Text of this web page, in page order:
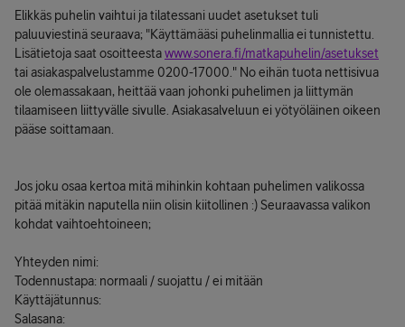
Elikkäs puhelin vaihtui ja tilatessani uudet asetukset tuli
paluuviestinä seuraava; "Käyttämääsi puhelinmallia ei tunnistettu.
Lisätietoja saat osoitteestawww.sonera.fi/matkapuhelin/asetukset
tai asiakaspalvelustamme 0200-17000." No eihän tuota nettisivua
ole olemassakaan, heittää vaan johonki puhelimen ja liittymän
tilaamiseen liittyvälle sivulle. Asiakasalveluun ei yötyöläinen oikeen
pääse soittamaan.
Jos joku osaa kertoa mitä mihinkin kohtaan puhelimen valikossa
pitää mitäkin naputella niin olisin kiitollinen :) Seuraavassa valikon
kohdat vaihtoehtoineen;
Yhteyden nimi:
Todennustapa: normaali / suojattu / ei mitään
Käyttäjätunnus:
Salasana: